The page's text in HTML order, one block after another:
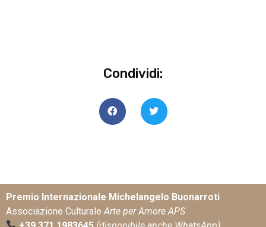
Condividi:
Premio Internazionale Michelangelo Buonarroti
Associazione Culturale Arte per Amore APS